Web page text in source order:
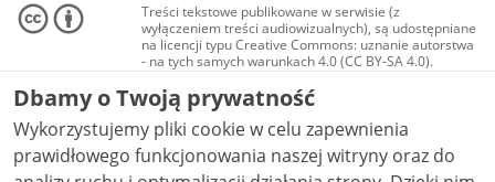
Treści tekstowe publikowane w serwisie (z
wyłączeniem treści audiowizualnych), są udostępniane
na licencji typu Creative Commons: uznanie autorstwa
- na tych samych warunkach 4.0 (CC BY-SA 4.0).
Materiały audiowizualne, w tym zdjęcia, materiały
audio i wideo, są udostępniane na licencji typu
Creative Commons: uznanie autorstwa użycie
niekomercyjne - bez utworów zależnych 4.0 (CC BY-
NC-ND 4.0), o ile nie jest to stwierdzone inaczej.
Dbamy o Twoją prywatność
Wykorzystujemy pliki cookie w celu zapewnienia
prawidłowego funkcjonowania naszej witryny oraz do